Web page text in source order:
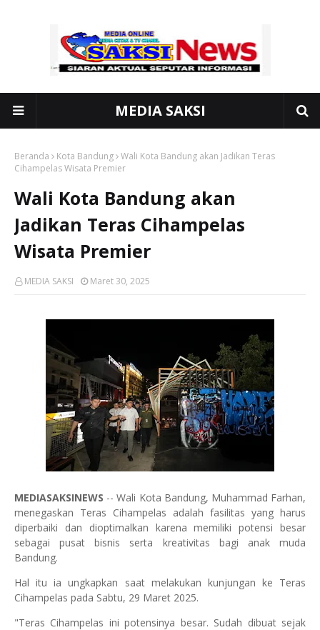
MEDIA SAKSI
Beranda Kota Bandung Wali Kota Bandung akan Jadikan Teras
Cihampelas Wisata Premier
Wali Kota Bandung akan
Jadikan Teras Cihampelas
Wisata Premier
MEDIA SAKSI Maret 30, 2025
MEDIASAKSINEWS -- Wali Kota Bandung, Muhammad Farhan,
menegaskan Teras Cihampelas adalah fasilitas yang harus
diperbaiki dan dioptimalkan karena memiliki potensi besar
sebagai pusat bisnis serta kreativitas bagi anak muda
Bandung.
Hal itu ia ungkapkan saat melakukan kunjungan ke Teras
Cihampelas pada Sabtu, 29 Maret 2025.
"Teras Cihampelas ini potensinya besar. Sudah dibuat sejak